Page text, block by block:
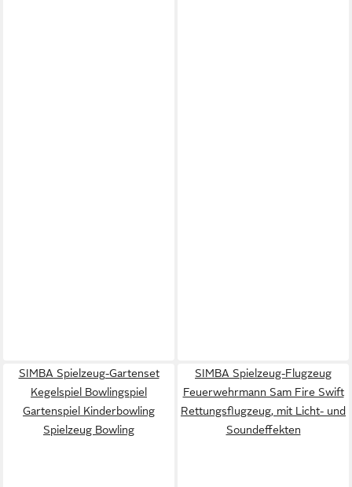
SIMBA Spielzeug-Gartenset
Kegelspiel Bowlingspiel
Gartenspiel Kinderbowling
Spielzeug Bowling
SIMBA Spielzeug-Flugzeug
Feuerwehrmann Sam Fire Swift
Rettungsflugzeug, mit Licht- und
Soundeffekten